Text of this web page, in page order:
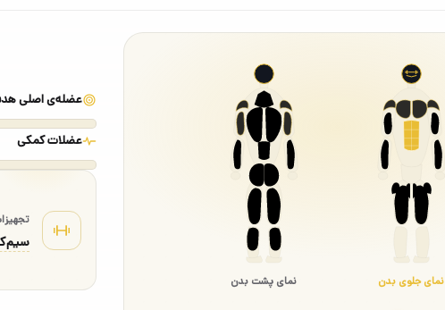
نمای جلوی بدن نمای پشت بدن
عضله‌ی اصلی
عضلات کمکی